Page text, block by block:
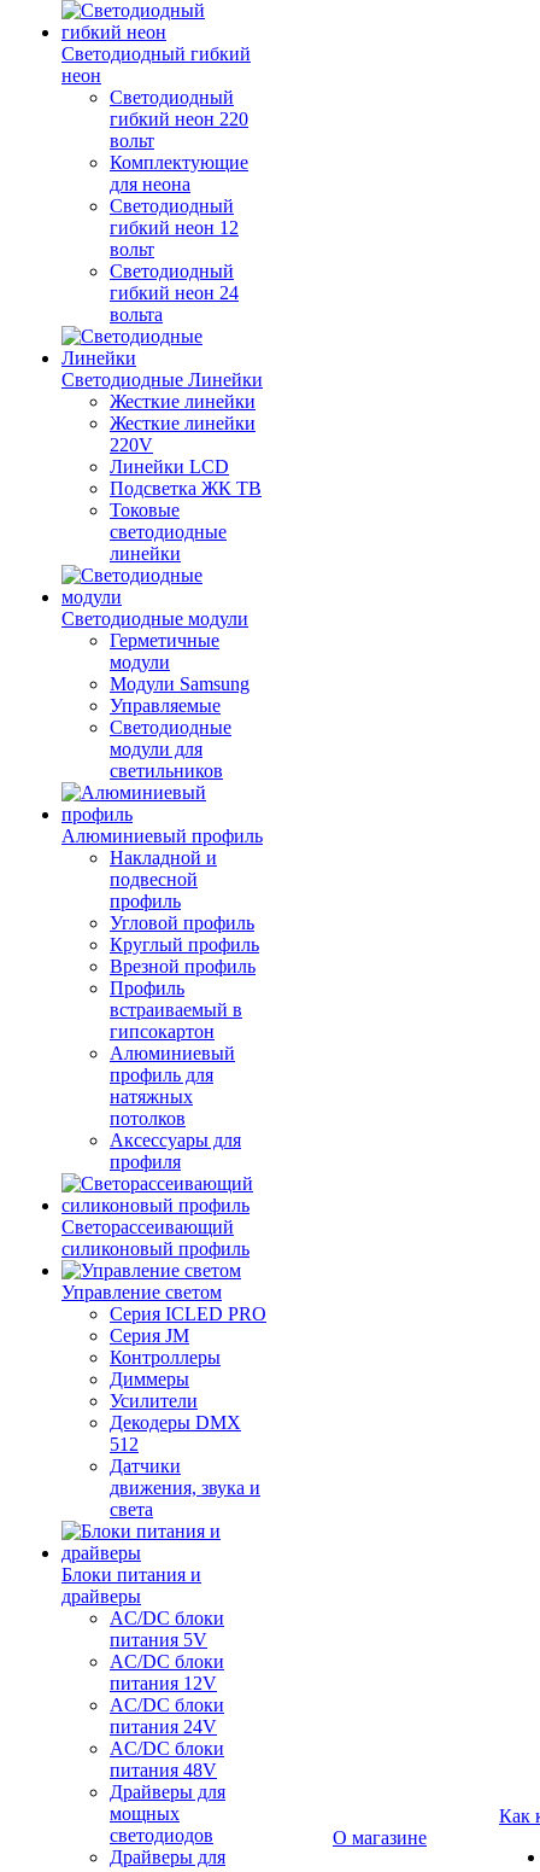
Светодиодный гибкий
неон
Светодиодный
гибкий неон 220
вольт
Комплектующие
для неона
Светодиодный
гибкий неон 12
вольт
Светодиодный
гибкий неон 24
вольта
Светодиодные Линейки
Жесткие линейки
Жесткие линейки
220V
Линейки LCD
Подсветка ЖК ТВ
Токовые
светодиодные
линейки
Светодиодные модули
Герметичные
модули
Модули Samsung
Управляемые
Светодиодные
модули для
светильников
Алюминиевый профиль
Накладной и
подвесной
профиль
Угловой профиль
Круглый профиль
Врезной профиль
Профиль
встраиваемый в
гипсокартон
Алюминиевый
профиль для
натяжных
потолков
Аксессуары для
профиля
Светорассеивающий
силиконовый профиль
Управление светом
Серия ICLED PRO
Серия JM
Контроллеры
Диммеры
Усилители
Декодеры DMX
512
Датчики
движения, звука и
света
Блоки питания и
драйверы
AC/DC блоки
питания 5V
AC/DC блоки
питания 12V
AC/DC блоки
питания 24V
AC/DC блоки
питания 48V
Драйверы для
мощных
светодиодов
Драйверы для
О магазине
Как